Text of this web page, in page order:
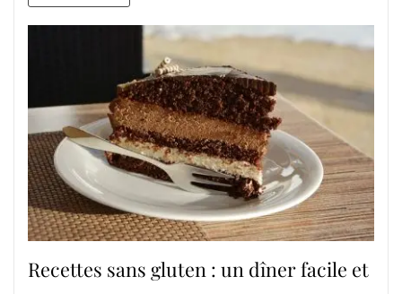
Recettes sans gluten : un dîner facile et